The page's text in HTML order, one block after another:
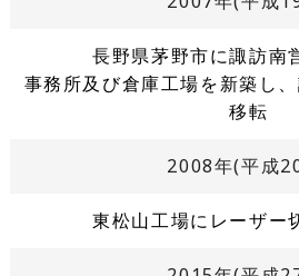
長野県茅野市に諏訪南
事務所及び倉庫工場を新築し
移転
2008年(平成
東松山工場にレーザー